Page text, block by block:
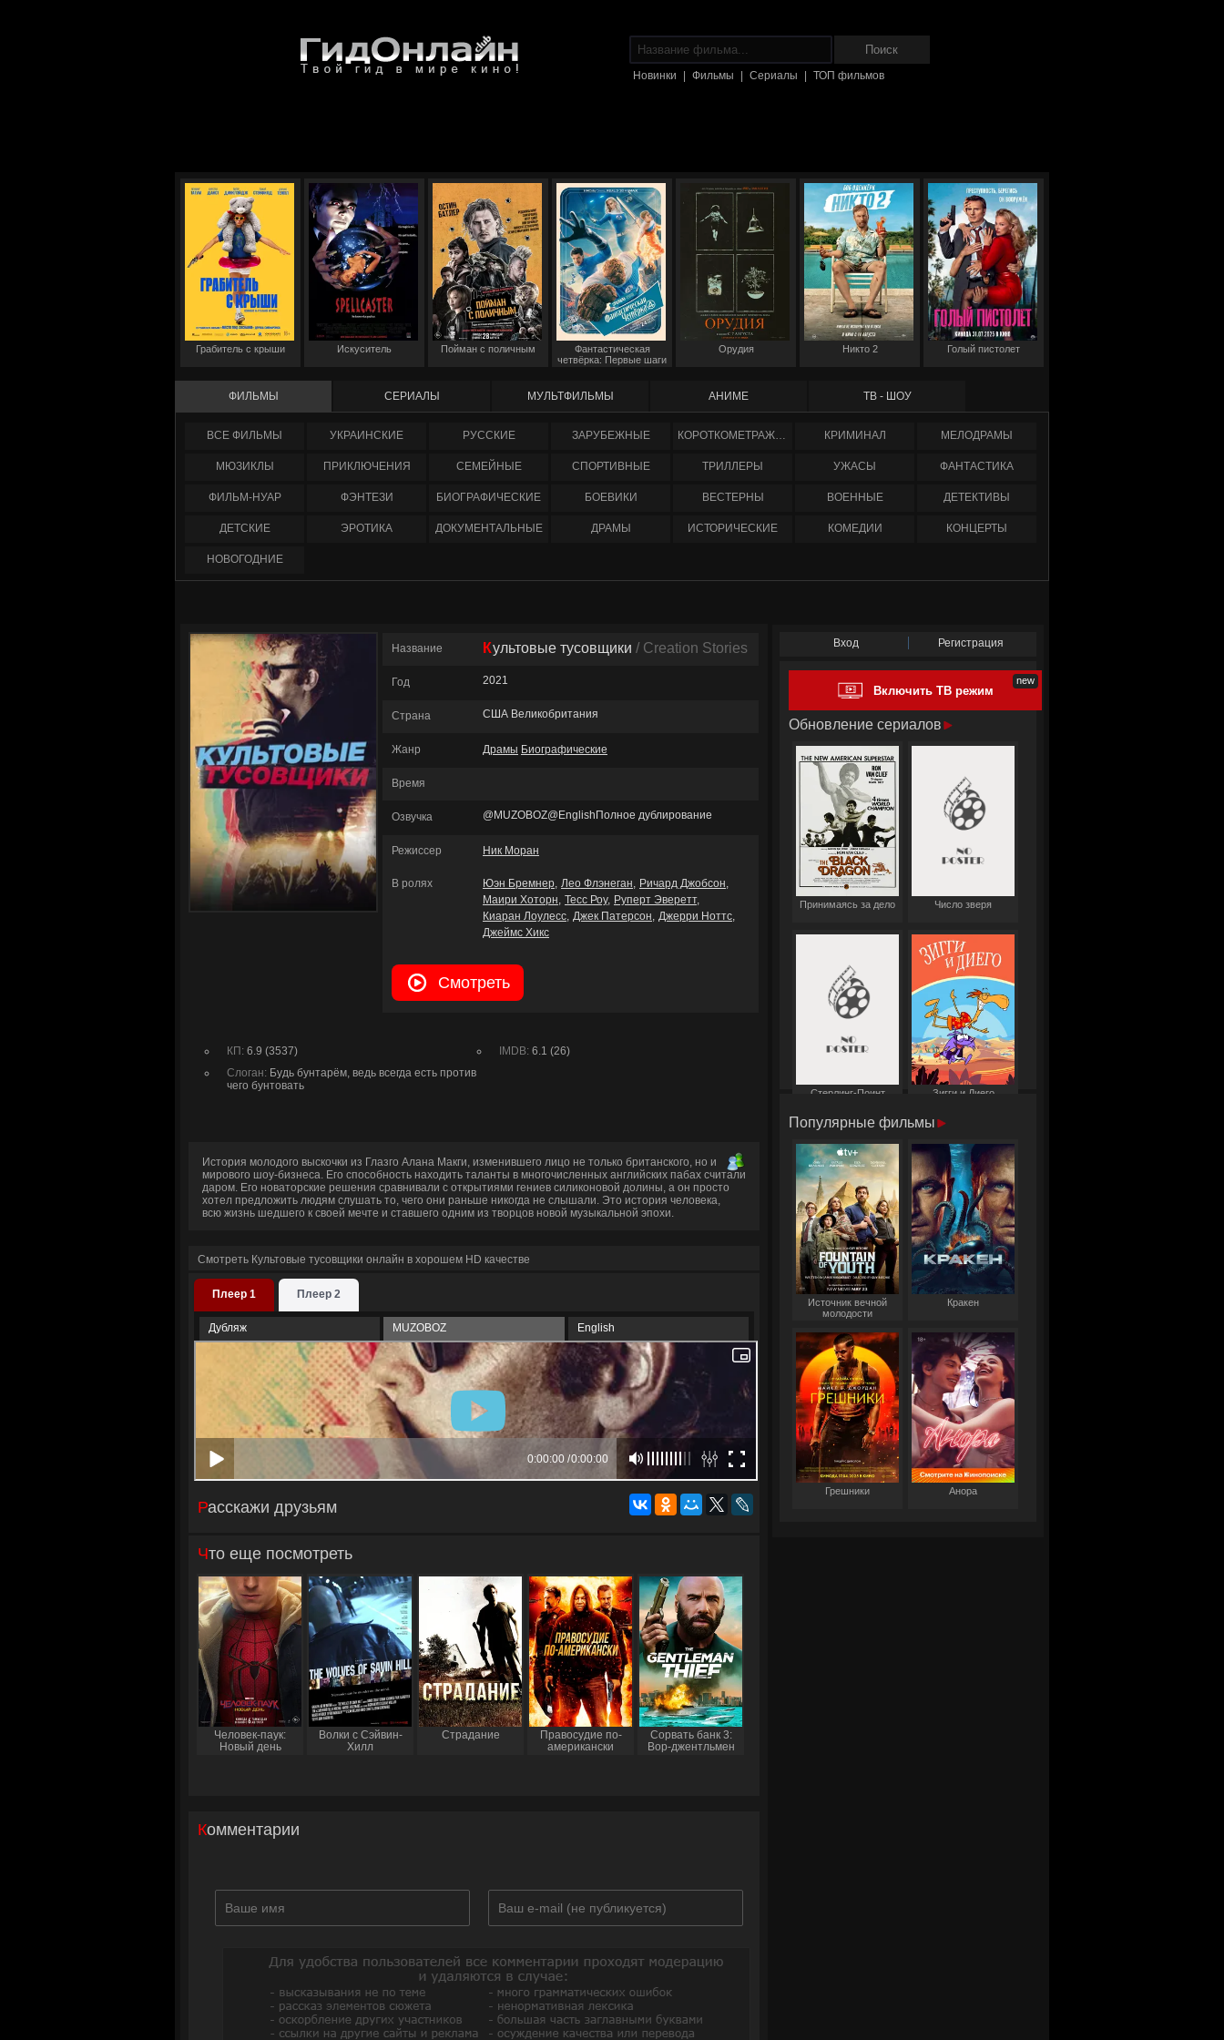
Новинки Фильмы Сериалы ТОП фильмов
Грабитель с крыши Искуситель Пойман с поличным
Фантастическая
четвёрка: Первые шаги
Орудия Никто 2 Голый пистолет
ФИЛЬМЫ СЕРИАЛЫ МУЛЬТФИЛЬМЫ АНИМЕ ТВ - ШОУ
ФИЛЬМЫ УКРАИНCКИЕ РУССКИЕ ЗАРУБЕЖНЫЕ КОРОТКОМЕТРАЖНЫЕ КРИМИНАЛ МЕЛОДРАМЫ
МЮЗИКЛЫ ПРИКЛЮЧЕНИЯ СЕМЕЙНЫЕ СПОРТИВНЫЕ ТРИЛЛЕРЫ УЖАСЫ ФАНТАСТИКА
ФИЛЬМ-НУАР ФЭНТЕЗИ БИОГРАФИЧЕСКИЕ БОЕВИКИ ВЕСТЕРНЫ ВОЕННЫЕ ДЕТЕКТИВЫ
ДЕТСКИЕ ЭРОТИКА ДОКУМЕНТАЛЬНЫЕ ДРАМЫ ИСТОРИЧЕСКИЕ КОМЕДИИ КОНЦЕРТЫ
НОВОГОДНИЕ
Название Культовые тусовщики / Creation Stories
Год 2021
Страна США Великобритания
Жанр Драмы Биографические
Время
Озвучка @MUZOBOZ@EnglishПолное дублирование
Режиссер Ник Моран
В ролях Юэн Бремнер Лео Флэнеган
Ричард Джобсон
Маири Хоторн Тесс Роу
Руперт Эверетт
Киаран Лоулесс Джек Патерсон Джерри Ноттс
Джеймс Хикс
Смотреть
КП: 6.9 (3537) IMDB:6.1 (26)
Слоган: Будь бунтарём, ведь всегда есть против
чего бунтовать
История молодого выскочки из Глазго Алана Макги, изменившего лицо не только британского, но и
мирового шоу-бизнеса. Его способность находить таланты в многочисленных английских пабах считали
даром. Его новаторские решения сравнивали с открытиями гениев силиконовой долины, а он просто
хотел предложить людям слушать то, чего они раньше никогда не слышали. Это история человека,
всю жизнь шедшего к своей мечте и ставшего одним из творцов новой музыкальной эпохи.
Смотреть Культовые тусовщики онлайн в хорошем HD качестве
Плеер 1 Плеер 2
Дубляж MUZOBOZ English
Расскажи друзьям
Что еще посмотреть
Человек-паук:
Новый день
Волки с Сэйвин-
Хилл
Страдание
Правосудие по-
американски
Сорвать банк 3:
Вор-джентльмен
Комментарии
Вход Регистрация
Включить ТВ режим
Обновление сериалов
Принимаясь за дело Число зверя
Стерлинг-Поинт Зигги и Диего
Популярные фильмы
Источник вечной
молодости
Кракен
Грешники Анора